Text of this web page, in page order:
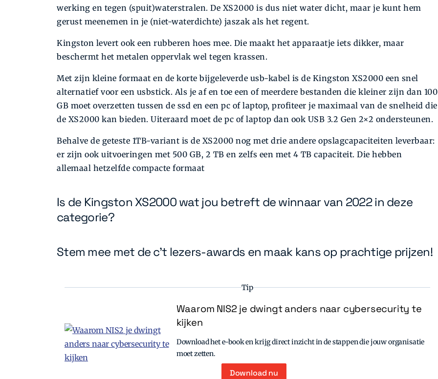
werking en tegen (spuit)waterstralen. De XS2000 is dus niet water dicht, maar je kunt hem
gerust meenemen in je (niet-waterdichte) jaszak als het regent.
Kingston levert ook een rubberen hoes mee. Die maakt het apparaatje iets dikker, maar
beschermt het metalen oppervlak wel tegen krassen.
Met zijn kleine formaat en de korte bijgeleverde usb-kabel is de Kingston XS2000 een snel
alternatief voor een usbstick. Als je af en toe een of meerdere bestanden die kleiner zijn dan 100
GB moet overzetten tussen de ssd en een pc of laptop, profiteer je maximaal van de snelheid die
de XS2000 kan bieden. Uiteraard moet de pc of laptop dan ook USB 3.2 Gen 2×2 ondersteunen.
Behalve de geteste 1TB-variant is de XS2000 nog met drie andere opslagcapaciteiten leverbaar:
er zijn ook uitvoeringen met 500 GB, 2 TB en zelfs een met 4 TB capaciteit. Die hebben
allemaal hetzelfde compacte formaat
Is de Kingston XS2000 wat jou betreft de winnaar van 2022 in deze
categorie?
Stem mee met de c't lezers-awards en maak kans op prachtige prijzen!
Tip
Waarom NIS2 je dwingt anders naar cybersecurity te
kijken
Download het e-book en krijg direct inzicht in de stappen die jouw organisatie
moet zetten.
Download nu